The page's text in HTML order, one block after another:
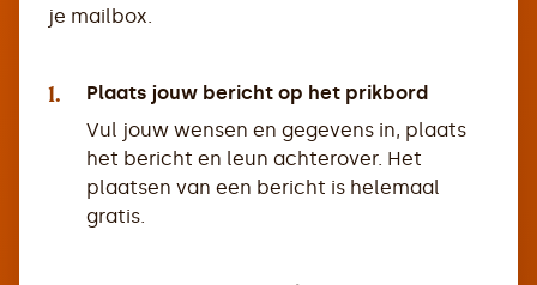
je mailbox.
1.
Plaats jouw bericht op het prikbord
Vul jouw wensen en gegevens in, plaats
het bericht en leun achterover. Het
plaatsen van een bericht is helemaal
gratis.